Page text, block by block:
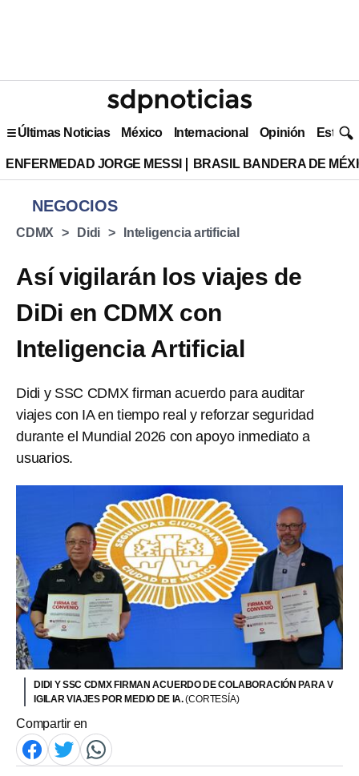
Últimas Noticias México Internacional Opinión Estilo
ENFERMEDAD JORGE MESSI BRASIL BANDERA DE
NEGOCIOS
CDMX Didi Inteligencia artificial
Así vigilarán los viajes de
DiDi en CDMX con
Inteligencia Artificial
Didi y SSC CDMX firman acuerdo para auditar
viajes con IA en tiempo real y reforzar seguridad
durante el Mundial 2026 con apoyo inmediato a
usuarios.
DIDI Y SSC CDMX FIRMAN ACUERDO DE COLABORACIÓN PARA V
IGILAR VIAJES POR MEDIO DE IA.(CORTESÍA)
Compartir en